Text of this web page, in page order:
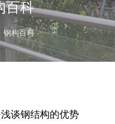
百科
钢构百科
谈钢结构的优势